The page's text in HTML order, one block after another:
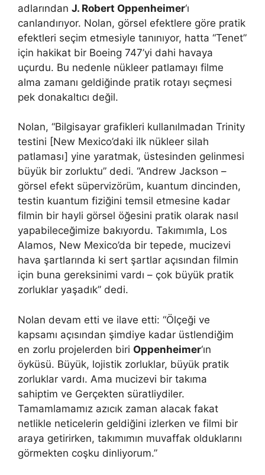
adlarından J. Robert Oppenheimer‘ı
canlandırıyor. Nolan, görsel efektlere göre pratik
efektleri seçim etmesiyle tanınıyor, hatta “Tenet”
için hakikat bir Boeing 747’yi dahi havaya
uçurdu. Bu nedenle nükleer patlamayı filme
alma zamanı geldiğinde pratik rotayı seçmesi
pek donakaltıcı değil.
Nolan, “Bilgisayar grafikleri kullanılmadan Trinity
testini [New Mexico’daki ilk nükleer silah
patlaması] yine yaratmak, üstesinden gelinmesi
büyük bir zorluktu” dedi. “Andrew Jackson –
görsel efekt süpervizörüm, kuantum dincinden,
testin kuantum fiziğini temsil etmesine kadar
filmin bir hayli görsel öğesini pratik olarak nasıl
yapabileceğimize bakıyordu. Takımımla, Los
Alamos, New Mexico’da bir tepede, mucizevi
hava şartlarında ki sert şartlar açısından filmin
için buna gereksinimi vardı – çok büyük pratik
zorluklar yaşadık” dedi.
Nolan devam etti ve ilave etti: “Ölçeği ve
kapsamı açısından şimdiye kadar üstlendiğim
en zorlu projelerden biri Oppenheimer‘ın
öyküsü. Büyük, lojistik zorluklar, büyük pratik
zorluklar vardı. Ama mucizevi bir takıma
sahiptim ve Gerçekten süratliydiler.
Tamamlamamız azıcık zaman alacak fakat
netlikle neticelerin geldiğini izlerken ve filmi bir
araya getirirken, takımımın muvaffak olduklarını
görmekten coşku dinliyorum.”